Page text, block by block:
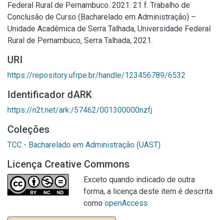
Federal Rural de Pernambuco. 2021. 21 f. Trabalho de
Conclusão de Curso (Bacharelado em Administração) –
Unidade Acadêmica de Serra Talhada, Universidade Federal
Rural de Pernambuco, Serra Talhada, 2021.
URI
https://repository.ufrpe.br/handle/123456789/6532
Identificador dARK
https://n2t.net/ark:/57462/001300000nzfj
Coleções
TCC - Bacharelado em Administração (UAST)
Licença Creative Commons
Exceto quando indicado de outra
forma, a licença deste item é descrita
como openAccess